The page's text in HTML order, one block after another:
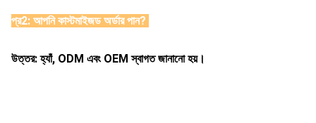
প্র2: আপনি কাস্টমাইজড অর্ডার পান?
উত্তর: হ্যাঁ, ODM এবং OEM স্বাগত জানানো হয়।